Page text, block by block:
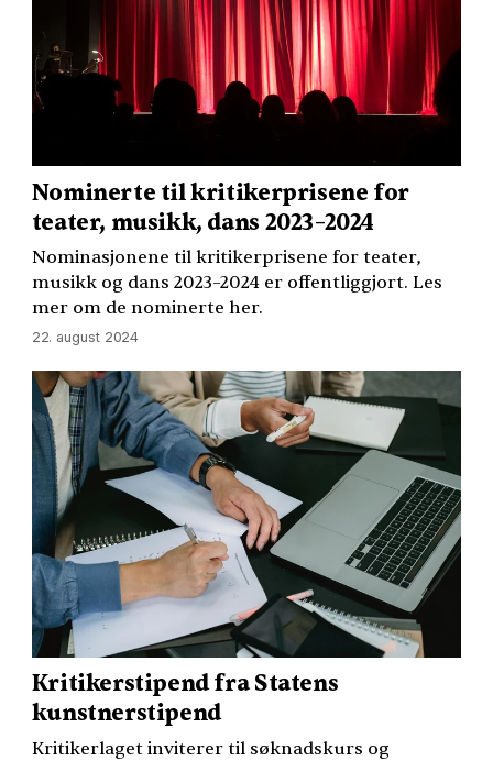
Nominerte til kritikerprisene for
teater, musikk, dans 2023–2024
Nominasjonene til kritikerprisene for teater,
musikk og dans 2023–2024 er offentliggjort. Les
mer om de nominerte her.
22. august 2024
Kritikerstipend fra Statens
kunstnerstipend
Kritikerlaget inviterer til søknadskurs og